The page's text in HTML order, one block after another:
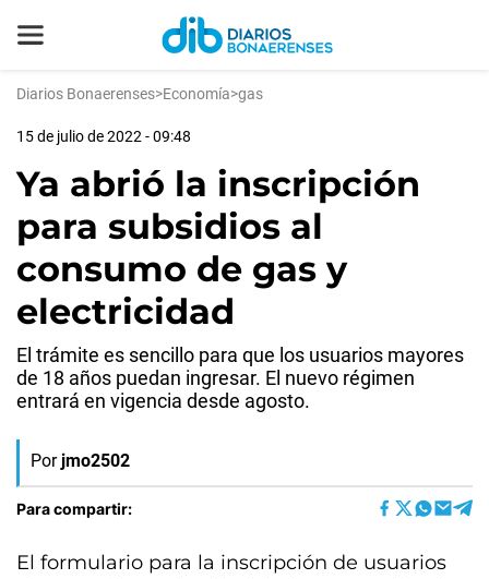
Diarios Bonaerenses>Economía>gas
15 de julio de 2022 - 09:48
Ya abrió la inscripción
para subsidios al
consumo de gas y
electricidad
El trámite es sencillo para que los usuarios mayores
de 18 años puedan ingresar. El nuevo régimen
entrará en vigencia desde agosto.
Por jmo2502
Para compartir:
El formulario para la inscripción de usuarios